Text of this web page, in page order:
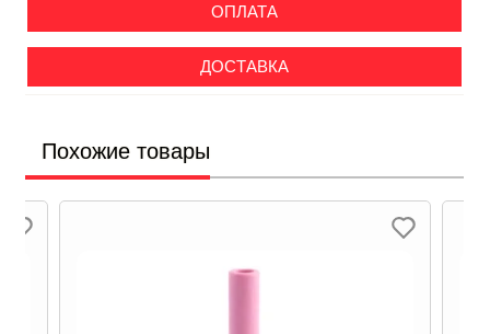
ОПЛАТА
ДОСТАВКА
Похожие товары